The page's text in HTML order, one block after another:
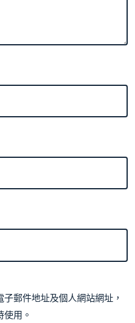
郵件地址及個人網站網址，
用。